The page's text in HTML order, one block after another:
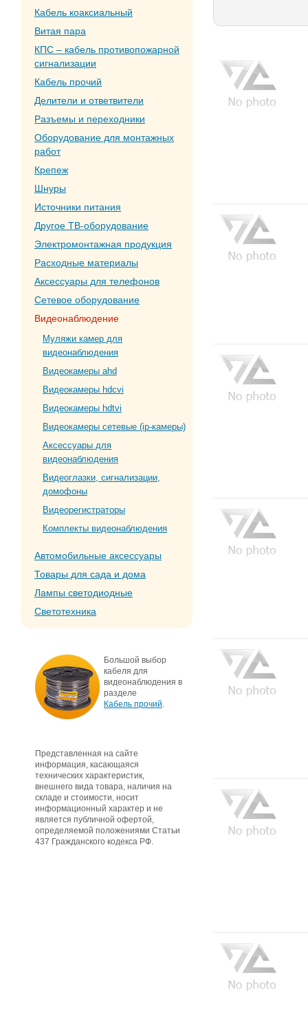
Кабель коаксиальный
Витая пара
КПС – кабель противопожарной
сигнализации
Кабель прочий
Делители и ответвители
Разъемы и переходники
Оборудование для монтажных
работ
Крепеж
Шнуры
Источники питания
Другое ТВ-оборудование
Электромонтажная продукция
Расходные материалы
Аксессуары для телефонов
Сетевое оборудование
Видеонаблюдение
Муляжи камер для
видеонаблюдения
Видеокамеры ahd
Видеокамеры hdcvi
Видеокамеры hdtvi
Видеокамеры сетевые (ip-камеры)
Аксессуары для
видеонаблюдения
Видеоглазки, сигнализации,
домофоны
Видеорегистраторы
Комплекты видеонаблюдения
Автомобильные аксессуары
Товары для сада и дома
Лампы светодиодные
Светотехника
Большой выбор
кабеля для
видеонаблюдения в
разделе
Кабель прочий.
Представленная на сайте
информация, касающаяся
технических характеристик,
внешнего вида товара, наличия на
складе и стоимости, носит
информационный характер и не
является публичной офертой,
определяемой положениями Статьи
437 Гражданского кодекса РФ.